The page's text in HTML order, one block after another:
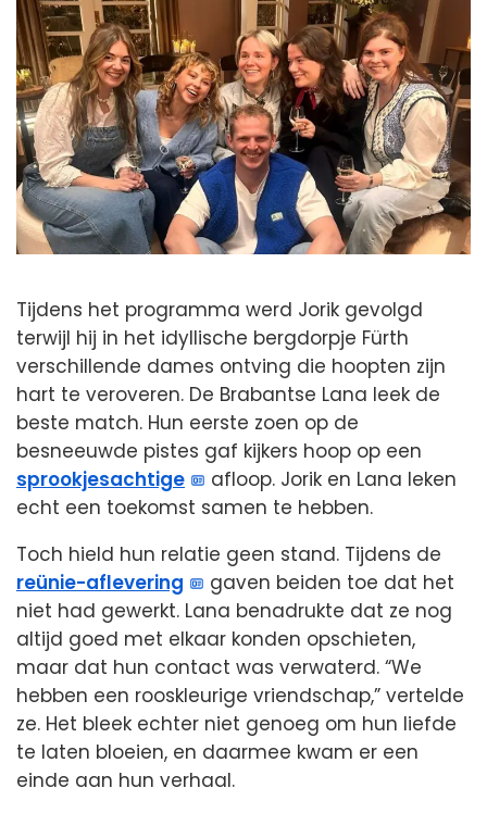
Tijdens het programma werd Jorik gevolgd
terwijl hij in het idyllische bergdorpje Fürth
verschillende dames ontving die hoopten zijn
hart te veroveren. De Brabantse Lana leek de
beste match. Hun eerste zoen op de
besneeuwde pistes gaf kijkers hoop op een
sprookjesachtige
afloop. Jorik en Lana leken
echt een toekomst samen te hebben.
Toch hield hun relatie geen stand. Tijdens de
reünie-aflevering
gaven beiden toe dat het
niet had gewerkt. Lana benadrukte dat ze nog
altijd goed met elkaar konden opschieten,
maar dat hun contact was verwaterd. “We
hebben een rooskleurige vriendschap,” vertelde
ze. Het bleek echter niet genoeg om hun liefde
te laten bloeien, en daarmee kwam er een
einde aan hun verhaal.